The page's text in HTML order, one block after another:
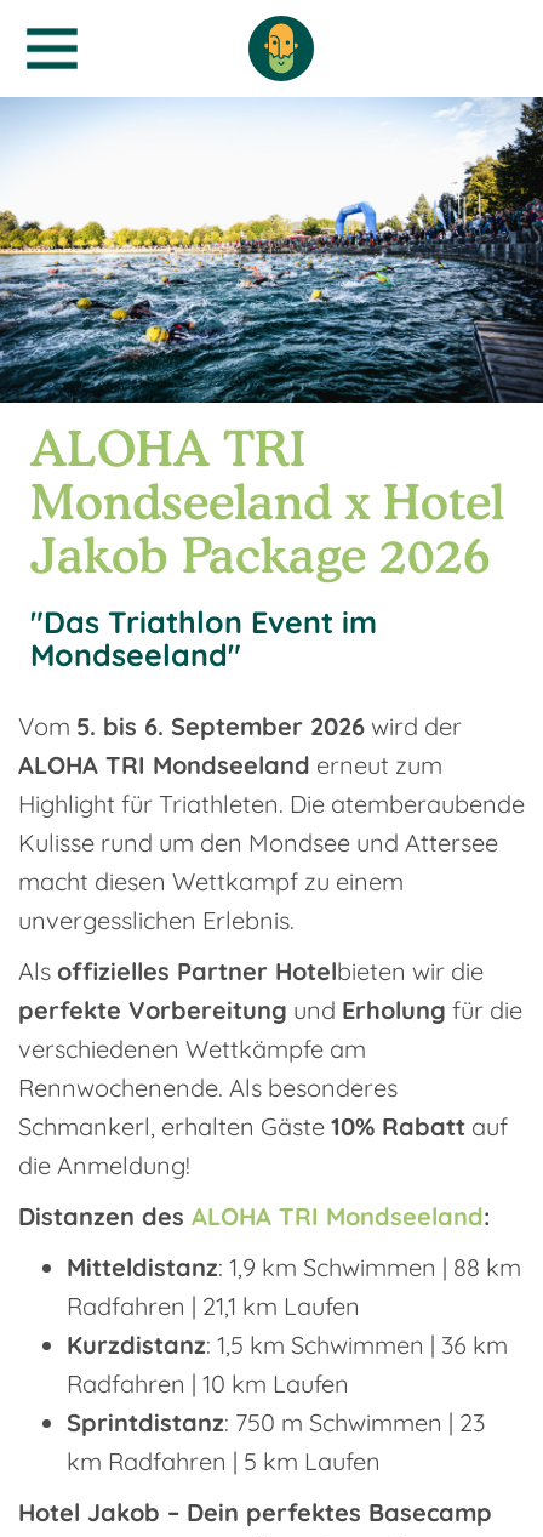
ALOHA TRI
Mondseeland x Hotel
Jakob Package 2026
"Das Triathlon Event im
Mondseeland"
Vom 5. bis 6. September 2026 wird der
ALOHA TRI Mondseeland erneut zum
Highlight für Triathleten. Die atemberaubende
Kulisse rund um den Mondsee und Attersee
macht diesen Wettkampf zu einem
unvergesslichen Erlebnis.
Als offizielles Partner Hotelbieten wir die
perfekte Vorbereitung und Erholung für die
verschiedenen Wettkämpfe am
Rennwochenende. Als besonderes
Schmankerl, erhalten Gäste 10% Rabatt auf
die Anmeldung!
Distanzen des ALOHA TRI Mondseeland:
Mitteldistanz: 1,9 km Schwimmen | 88 km
Radfahren | 21,1 km Laufen
Kurzdistanz: 1,5 km Schwimmen | 36 km
Radfahren | 10 km Laufen
Sprintdistanz: 750 m Schwimmen | 23
km Radfahren | 5 km Laufen
Hotel Jakob – Dein perfektes Basecamp